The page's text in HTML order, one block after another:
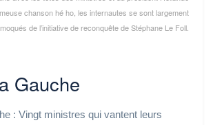
chanson hé ho, les internautes se sont largement
moqués de l’initiative de reconquête de Stéphane Le Foll.
Gauche
: Vingt ministres qui vantent leurs